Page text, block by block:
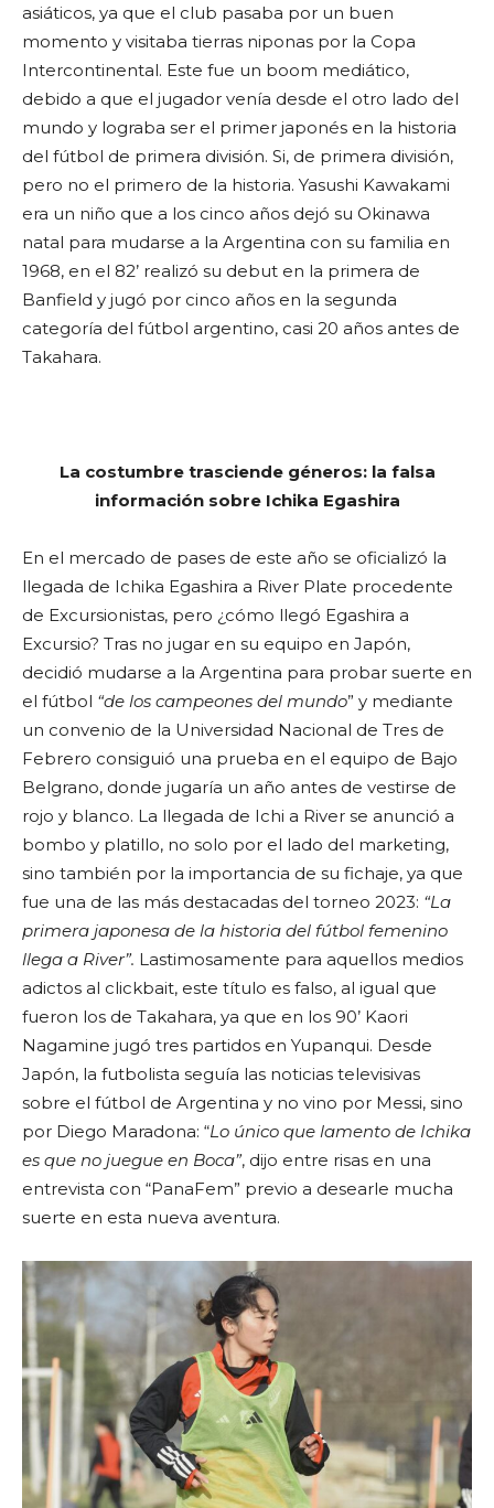
asiáticos, ya que el club pasaba por un buen
momento y visitaba tierras niponas por la Copa
Intercontinental. Este fue un boom mediático,
debido a que el jugador venía desde el otro lado del
mundo y lograba ser el primer japonés en la historia
del fútbol de primera división. Si, de primera división,
pero no el primero de la historia. Yasushi Kawakami
era un niño que a los cinco años dejó su Okinawa
natal para mudarse a la Argentina con su familia en
1968, en el 82’ realizó su debut en la primera de
Banfield y jugó por cinco años en la segunda
categoría del fútbol argentino, casi 20 años antes de
Takahara.
La costumbre trasciende géneros: la falsa
información sobre Ichika Egashira
En el mercado de pases de este año se oficializó la
llegada de Ichika Egashira a River Plate procedente
de Excursionistas, pero ¿cómo llegó Egashira a
Excursio? Tras no jugar en su equipo en Japón,
decidió mudarse a la Argentina para probar suerte en
el fútbol “de los campeones del mundo” y mediante
un convenio de la Universidad Nacional de Tres de
Febrero consiguió una prueba en el equipo de Bajo
Belgrano, donde jugaría un año antes de vestirse de
rojo y blanco. La llegada de Ichi a River se anunció a
bombo y platillo, no solo por el lado del marketing,
sino también por la importancia de su fichaje, ya que
fue una de las más destacadas del torneo 2023: “La
primera japonesa de la historia del fútbol femenino
llega a River”. Lastimosamente para aquellos medios
adictos al clickbait, este título es falso, al igual que
fueron los de Takahara, ya que en los 90’ Kaori
Nagamine jugó tres partidos en Yupanqui. Desde
Japón, la futbolista seguía las noticias televisivas
sobre el fútbol de Argentina y no vino por Messi, sino
por Diego Maradona: “Lo único que lamento de Ichika
es que no juegue en Boca”, dijo entre risas en una
entrevista con “PanaFem” previo a desearle mucha
suerte en esta nueva aventura.